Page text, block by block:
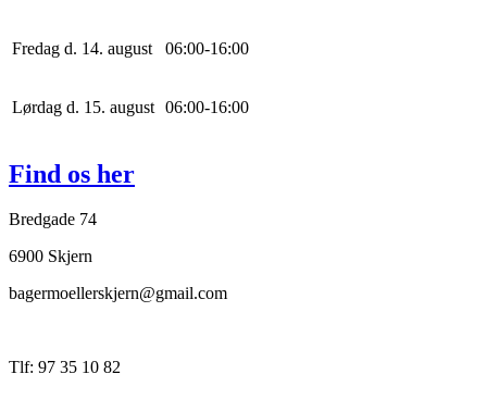
Fredag d. 14. august 06:00-16:00
Lørdag d. 15. august 06:00-16:00
Find os her
Bredgade 74
6900 Skjern
bagermoellerskjern@gmail.com
Tlf: 97 35 10 82